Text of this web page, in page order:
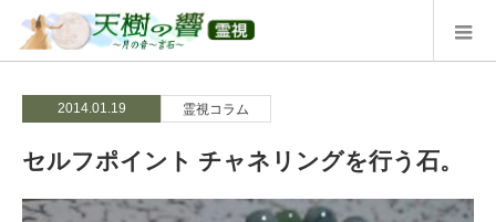
2014.01.19 霊視コラム
セルフポイント チャネリングを行う石。